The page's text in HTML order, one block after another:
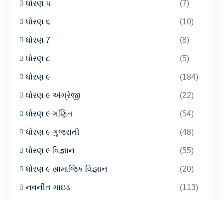
ધોરણ ૫ (7)
ધોરણ ૬ (10)
ધોરણ 7 (8)
ધોરણ ૮ (5)
ધોરણ ૯ (184)
ધોરણ ૯ અંગ્રેજી (22)
ધોરણ ૯ ગણિત (54)
ધોરણ ૯ ગુજરાતી (48)
ધોરણ ૯ વિજ્ઞાન (55)
ધોરણ ૯ સામાજિક વિજ્ઞાન (20)
નવનીત ગાઇડ (113)